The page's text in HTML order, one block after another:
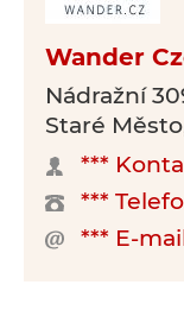
Wander
Nádražní
Staré
***
***
*** E-